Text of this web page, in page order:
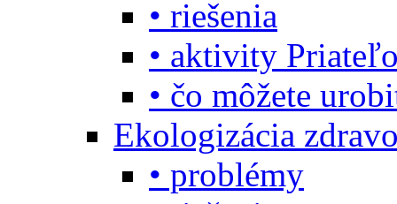
• riešenia
• aktivity
• čo môžete
Ekologizácia
• problémy